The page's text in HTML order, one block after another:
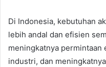
Di Indonesia, kebutuhan
lebih andal dan efisien
meningkatnya
industri, dan